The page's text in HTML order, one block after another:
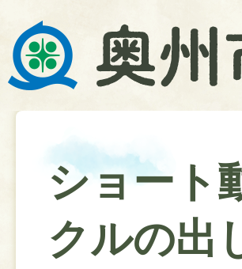
ショート
クルの出